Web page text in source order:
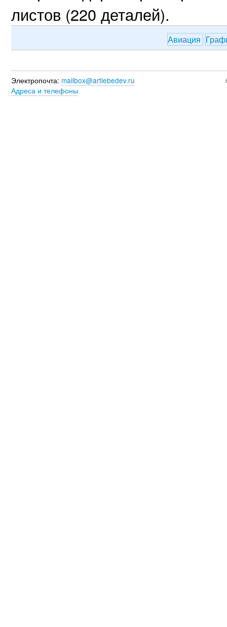
листов (220 деталей).
Авиация
Электропочта: mailbox@artlebedev.ru
Адреса и телефоны